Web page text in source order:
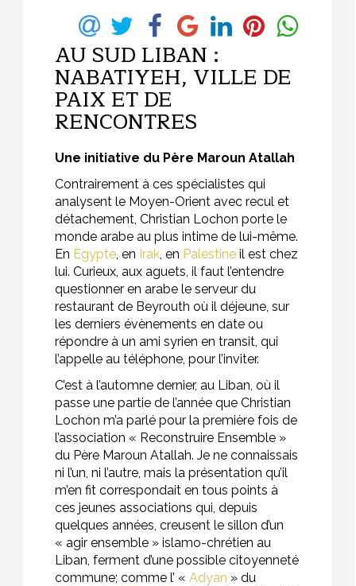
AU SUD LIBAN :
NABATIYEH, VILLE DE
PAIX ET DE
RENCONTRES
Une initiative du Père Maroun Atallah
Contrairement à ces spécialistes qui
analysent le Moyen-Orient avec recul et
détachement, Christian Lochon porte le
monde arabe au plus intime de lui-même.
En Égypte , en Irak , en Palestine il est chez
lui. Curieux, aux aguets, il faut l’entendre
questionner en arabe le serveur du
restaurant de Beyrouth où il déjeune, sur
les derniers évènements en date ou
répondre à un ami syrien en transit, qui
l’appelle au téléphone, pour l’inviter.
C’est à l’automne dernier, au Liban, où il
passe une partie de l’année que Christian
Lochon m’a parlé pour la première fois de
l’association « Reconstruire Ensemble »
du Père Maroun Atallah. Je ne connaissais
ni l’un, ni l’autre, mais la présentation qu’il
m’en fit correspondait en tous points à
ces jeunes associations qui, depuis
quelques années, creusent le sillon d’un
« agir ensemble » islamo-chrétien au
Liban, ferment d’une possible citoyenneté
commune; comme l’ « Adyan » du